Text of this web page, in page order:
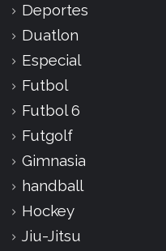
Deportes
Duatlon
Especial
Futbol
Futbol 6
Futgolf
Gimnasia
handball
Hockey
Jiu-Jitsu